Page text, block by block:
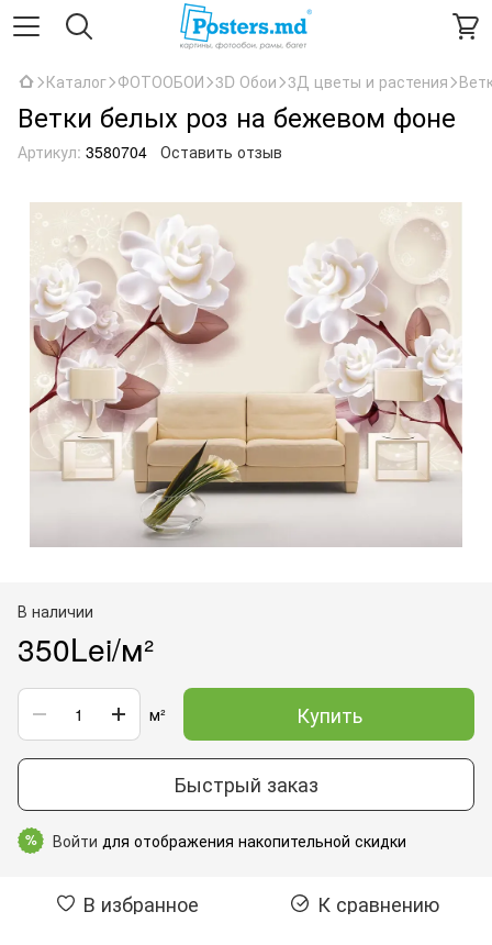
Каталог ФОТООБОИ 3D Обои 3Д цветы и растения
Ветки белых роз на бежевом фоне
Артикул: 3580704 Оставить отзыв
В наличии
350Lei/м²
м² Купить
Быстрый заказ
% Войти для отображения накопительной скидки
В избранное К сравнению